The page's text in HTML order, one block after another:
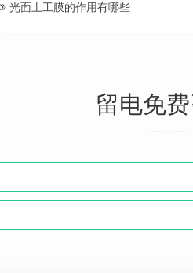
光面土工膜的作用有哪些
留电免